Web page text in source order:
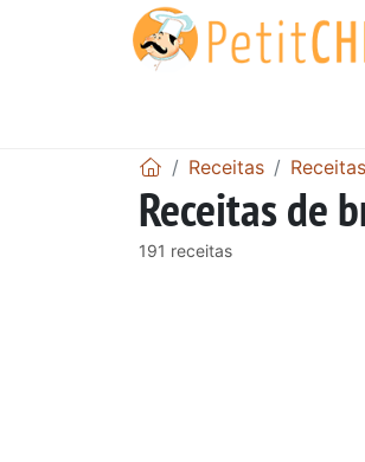
Receitas
Receitas de
191 receitas